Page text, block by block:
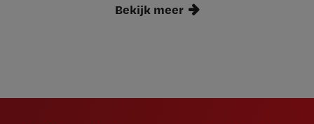
Bekijk meer